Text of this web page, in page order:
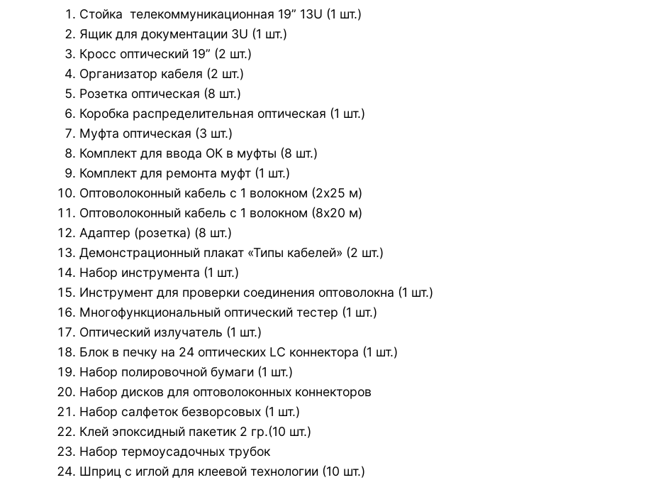
Стойка телекоммуникационная 19” 13U (1 шт.)
Ящик для документации 3U (1 шт.)
Кросс оптический 19” (2 шт.)
Организатор кабеля (2 шт.)
Розетка оптическая (8 шт.)
Коробка распределительная оптическая (1 шт.)
Муфта оптическая (3 шт.)
Комплект для ввода ОК в муфты (8 шт.)
Комплект для ремонта муфт (1 шт.)
Оптоволоконный кабель с 1 волокном (2х25 м)
Оптоволоконный кабель с 1 волокном (8х20 м)
Адаптер (розетка) (8 шт.)
Демонстрационный плакат «Типы кабелей» (2 шт.)
Набор инструмента (1 шт.)
Инструмент для проверки соединения оптоволокна (1 шт.)
Многофункциональный оптический тестер (1 шт.)
Оптический излучатель (1 шт.)
Блок в печку на 24 оптических LC коннектора (1 шт.)
Набор полировочной бумаги (1 шт.)
Набор дисков для оптоволоконных коннекторов
Набор салфеток безворсовых (1 шт.)
Клей эпоксидный пакетик 2 гр.(10 шт.)
Набор термоусадочных трубок
Шприц с иглой для клеевой технологии (10 шт.)